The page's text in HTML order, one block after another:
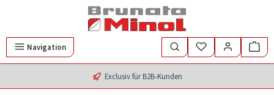
Zum Hauptinhalt springen
Navigation
Exclusiv für B2B-Kunden